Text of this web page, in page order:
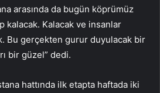
arasında da bugün köprümüz
kalacak. Kalacak ve insanlar
Bu gerçekten gurur duyulacak bir
bir güzel” dedi.
hattında ilk etapta haftada iki